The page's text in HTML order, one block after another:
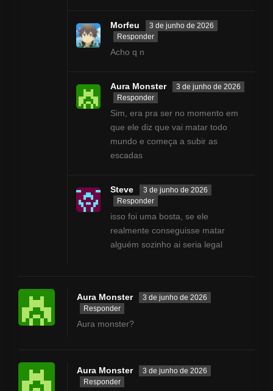
Morfeu
3 de junho de 2026
Responder
Acho q n
Aura Monster
3 de junho de 2026
Responder
Sim, era pra ser no momento em
que ele diz que vai matar todo
mundo e começa a subir as
escadas
Steve
3 de junho de 2026
Responder
isso foi uma bosta, se ele
realmente conseguisse matar
alguém sozinho ai seria legal
Aura Monster
3 de junho de 2026
Responder
Aura monster?
Aura Monster
3 de junho de 2026
Responder